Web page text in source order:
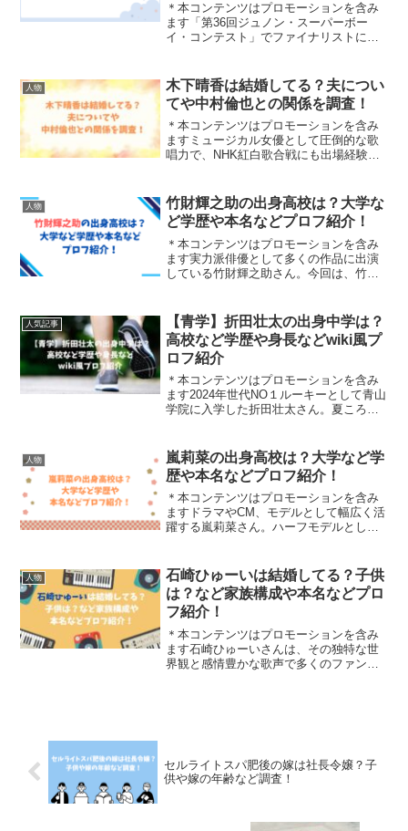
＊本コンテンツはプロモーションを含み
ます「第36回ジュノン・スーパーボー
イ・コンテスト」でファイナリストにな
悠太さんです。そんな父親がアナウンサ
ーだという富川立夢さんの...
人物
木下晴香は結婚してる？夫につい
てや中村倫也との関係を調査！
＊本コンテンツはプロモーションを含み
ますミュージカル女優として圧倒的な歌
唱力で、NHK紅白歌合戦にも出場経験の
ではないでしょうか。また、木下晴香さ
んを検索すると「中村倫...
人物
竹財輝之助の出身高校は？大学な
ど学歴や本名などプロフ紹介！
＊本コンテンツはプロモーションを含み
ます実力派俳優として多くの作品に出演
している竹財輝之助さん。今回は、竹財
= window.admaxads || [])....
人気記事
【青学】折田壮太の出身中学は？
高校など学歴や身長などwiki風プ
ロフ紹介
＊本コンテンツはプロモーションを含み
ます2024年世代NO１ルーキーとして青山
学院に入学した折田壮太さん。夏ころ体
駅伝ではトップで襷をを渡す快走を見せ
ました。そ...
人物
嵐莉菜の出身高校は？大学など学
歴や本名などプロフ紹介！
＊本コンテンツはプロモーションを含み
ますドラマやCM、モデルとして幅広く活
躍する嵐莉菜さん。ハーフモデルとして
今回は、そんな嵐莉菜さんのプロフィー
ルや学歴についてご紹介...
人物
石崎ひゅーいは結婚してる？子供
は？など家族構成や本名などプロ
フ紹介！
＊本コンテンツはプロモーションを含み
ます石崎ひゅーいさんは、その独特な世
界観と感情豊かな歌声で多くのファンを
セルライトスパ肥後の嫁は社長令嬢？子
供や嫁の年齢など調査！